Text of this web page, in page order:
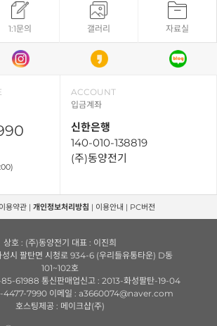
1:1문의 갤러리 자료실
ACCOUNT
입금계좌
신한은행
140-010-138819
(주)동양전기
이용약관 | 개인정보처리방침 | 이용안내 | PC버전
상호 : (주)동양전기 대표 : 이진희
성시 팔탄면 시청로 934-6 (우리들유통타운) D동
101~102호
85-61988 통신판매업신고 : 2013-화성팔탄-19-04
4477-7990 이메일 : a3660074@naver.com
호스팅제공 : 메이크샵(주)